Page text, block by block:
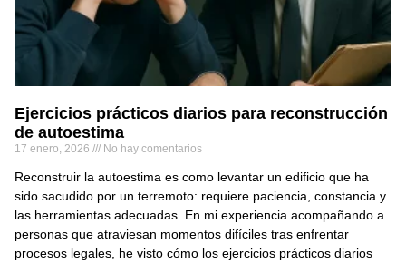
Ejercicios prácticos diarios para reconstrucción
de autoestima
17 enero, 2026 No hay comentarios
Reconstruir la autoestima es como levantar un edificio que ha
sido sacudido por un terremoto: requiere paciencia, constancia y
las herramientas adecuadas. En mi experiencia acompañando a
personas que atraviesan momentos difíciles tras enfrentar
procesos legales, he visto cómo los ejercicios prácticos diarios